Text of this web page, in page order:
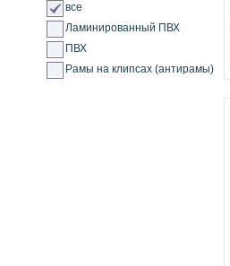
все
Ламинированный ПВХ
ПВХ
Рамы на клипсах (антирамы)